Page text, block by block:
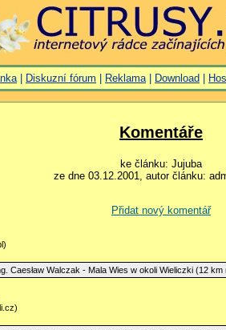
| Diskuzní fórum Reklama| Download
Komentáře
ke článku: Jujuba
ze dne 03.12.2001, autor článku:
Přidat nový komentář
Caesław Walczak - Mala Wies w okoli Wieliczki (12 km